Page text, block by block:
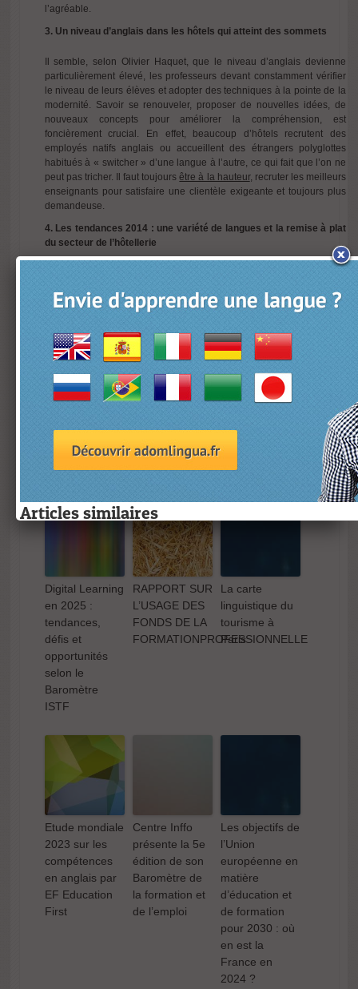
l’agréable.
3. Un niveau d’anglais dans les hôtels qui atteint des sommets
Il semble, selon Olivier Haquet, que le niveau d’anglais devienne
particulièrement élevé, les professeurs devant constamment vérifier
le niveau de leurs élèves et adopter des techniques à la pointe de la
modernité. Savoir se renouveler, proposer de nouvelles idées, de
nouveaux concepts pour améliorer la compréhension, est
foncièrement crucial. En effet, beaucoup d’hôtels recrutent des
employés natifs anglais ou accueillent des étrangers polyglottes
habitués à « switcher » d’une langue à l’autre, ce qui fait que l’on ne
peut pas tricher. Il faut toujoursêtre à la hauteur, recruter les meilleurs
enseignants pour satisfaire une clientèle exigeante et toujours plus
demandeuse.
4. Les tendances 2014 : une variété de langues et la remise à plat
du secteur de l’hôtellerie
Entre le nouveau label « Palace » et la rude concurrence des hôtels
parisiens sont actuellement en cours de rénovation pour pouvoir faire
face aux petits nouveaux qui risquent bien de révolutionner l’offre
jusque là monopolisée par les entreprises françaises. Le Ritz ou le
Crillon ont entrepris de lourds travaux tandis que le Peninsula ouvrira
prochainement, c’est toute une industrie qui se remet en question. Il
faut dire que Le Mandarin Oriental ou le Shangri La ont sacrément
secoué la donne. Avec les capitaux forts venus de l’étranger, la
France doit remettre au goût du jour son patrimoine, peut-être un peu
trop endormi. Il va falloir être à la hauteur des exigences des clients
de plus en plus riches, et de plus en plus étrangers, habitués aux
. La course
aux meilleurs services a juste démarré…
Articles similaires
Digital Learning
en 2025 :
tendances,
défis et
opportunités
selon le
Baromètre
ISTF
RAPPORT SUR
L’USAGE DES
FONDS DE LA
FORMATIONPROFESSIONNELLE
La carte
linguistique du
tourisme à
Paris
Etude mondiale
2023 sur les
compétences
en anglais par
EF Education
First
Centre Inffo
présente la 5e
édition de son
Baromètre de
la formation et
de l’emploi
Les objectifs de
l’Union
européenne en
matière
d’éducation et
de formation
pour 2030 : où
en est la
France en
2024 ?
Articles similaires
Digital Learning
en 2025 :
tendances,
défis et
opportunités
selon le
RAPPORT SUR
L’USAGE DES
La carte
linguistique du
2023 sur les
Les objectifs de
l’Union
européenne en
matière